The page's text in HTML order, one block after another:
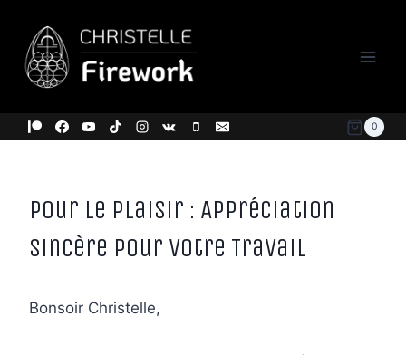
contenu
0
Pour le plaisir : Appréciation
Sincère pour Votre Travail
Bonsoir Christelle,